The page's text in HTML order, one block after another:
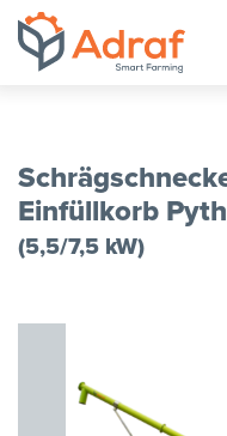
Einfüllkorb
(5,5/7,5 kW)